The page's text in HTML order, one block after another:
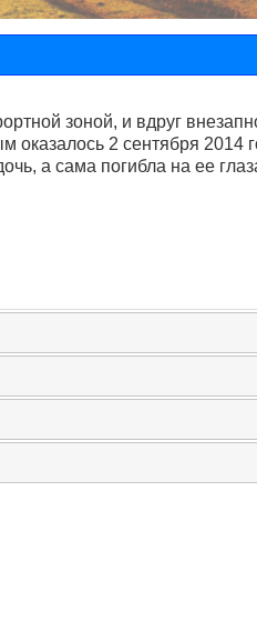
зоной, и вдруг
2 сентября 2014
а сама погибла на ее